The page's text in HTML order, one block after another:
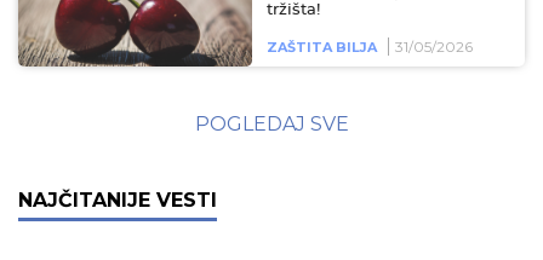
tržišta!
ZAŠTITA BILJA 31/05/2026
POGLEDAJ SVE
NAJČITANIJE VESTI